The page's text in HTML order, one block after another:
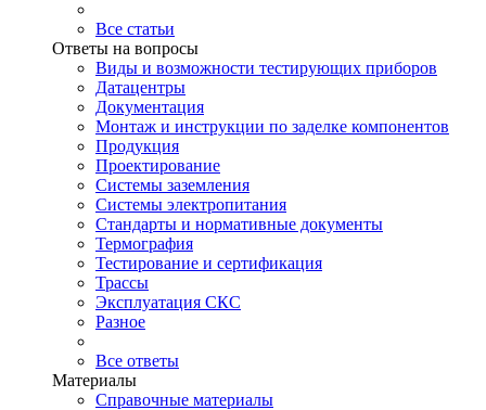
Все статьи
Ответы на вопросы
Виды и возможности тестирующих приборов
Датацентры
Документация
Монтаж и инструкции по заделке компонентов
Продукция
Проектирование
Системы заземления
Системы электропитания
Стандарты и нормативные документы
Термография
Тестирование и сертификация
Трассы
Эксплуатация СКС
Разное
Все ответы
Материалы
Справочные материалы